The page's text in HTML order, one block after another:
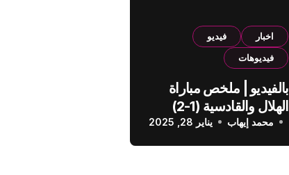
اخبار
فيديو
فيديوهات
بالفيديو | ملخص مباراة
الهلال والقادسية (1-2)
الدوري السعودي
محمد إيهاب يناير 28, 2025